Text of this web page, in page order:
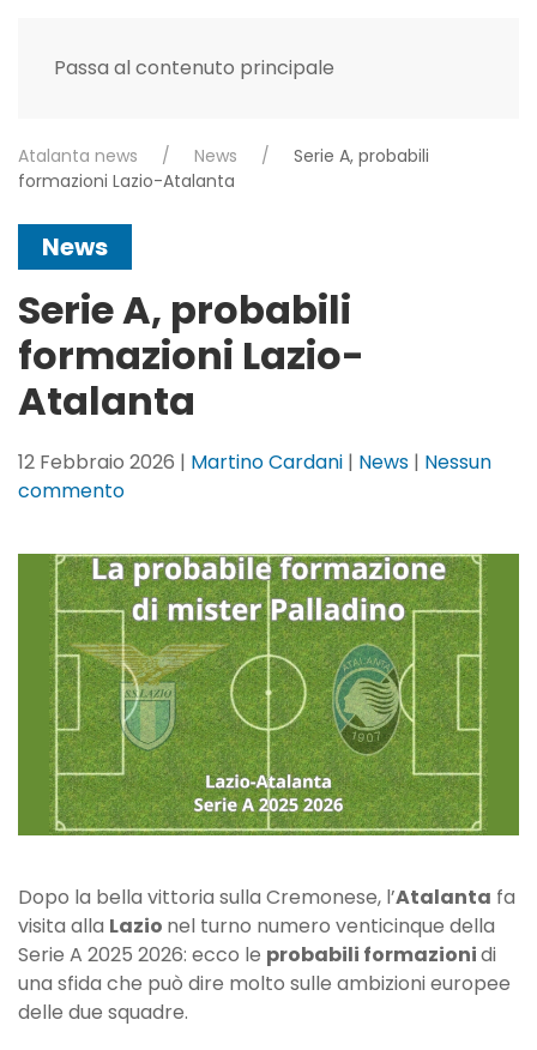
Passa al contenuto principale
Atalanta news News
Serie A, probabili
formazioni Lazio-Atalanta
News
Serie A, probabili
formazioni Lazio-
Atalanta
12 Febbraio 2026 | Martino Cardani | News | Nessun
commentosu
A,
probabili
formazioni
Lazio-
Atalanta
Dopo la bella vittoria sulla Cremonese, l’Atalanta fa
visita alla Lazio nel turno numero venticinque della
Serie A 2025 2026: ecco le probabili formazionidi
una sfida che può dire molto sulle ambizioni europee
delle due squadre.